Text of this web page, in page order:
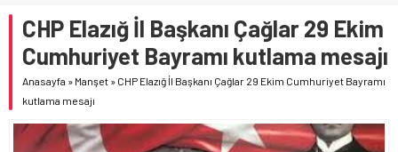
CHP Elazığ İl Başkanı Çağlar 29 Ekim
Cumhuriyet Bayramı kutlama mesajı
Anasayfa » Manşet » CHP Elazığ İl Başkanı Çağlar 29 Ekim Cumhuriyet Bayramı
kutlama mesajı